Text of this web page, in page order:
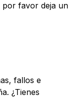
por favor deja un
fallos e
¿Tienes